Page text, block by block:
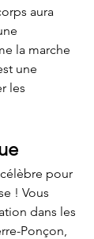
aura
la marche
une
les
pour
! Vous
dans les
Ponçon,